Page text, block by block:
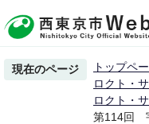
の
ー現在のページ トップペ
ロクト・
ロクト・
第114回